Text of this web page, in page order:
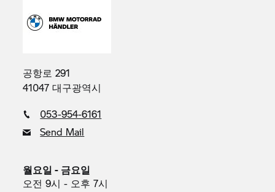
공항로 291
41047 대구광역시
053-954-6161
Send Mail
월요일 - 금요일
오전 9시 - 오후 7시